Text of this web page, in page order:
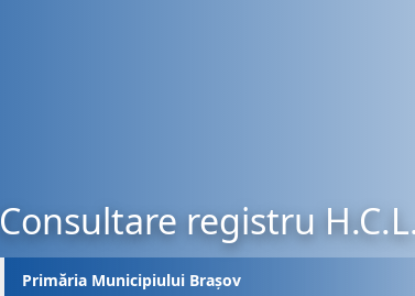
Consultare registru
Primăria Municipiului Brașov